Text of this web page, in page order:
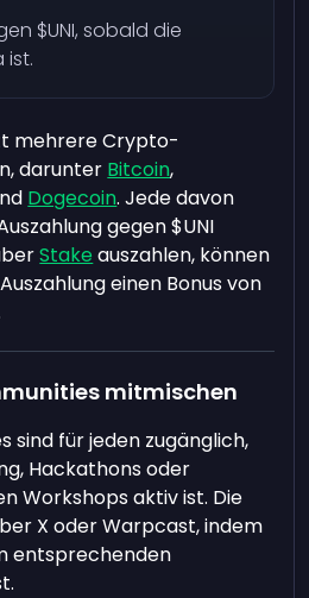
$UNI, sobald die
ist.
mehrere Crypto-
darunter Bitcoin,
Dogecoin. Jede davon
gegen $UNI
Stake auszahlen, können
einen Bonus von
mitmischen
sind für jeden zugänglich,
Hackathons oder
Workshops aktiv ist. Die
X oder Warpcast, indem
entsprechenden